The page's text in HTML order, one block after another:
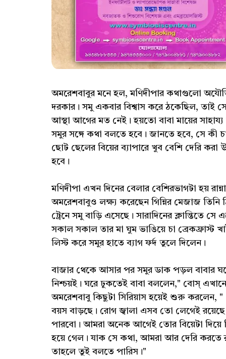
অমরেশবাবুর মনে হল, মণিদীপার কথাগুলো
দরকার। সমু একবার বিশ্বাস করে ঠকেছিল, তাই
আস্থা আগের মত নেই। হয়তো বাবা মায়ের
সমুর সঙ্গে কথা বলতে হবে। জানতে হবে, সে কী
ছোট ছেলের বিয়ের ব্যাপারে খুব বেশি দেরি
হবে।
মণিদীপা এখন দিনের বেলার বেশিরভাগটা হয়
অমরেশবাবুও লক্ষ্য করেছেন গিন্নির মেজাজ
ট্রেনে সমু বাড়ি এসেছে। সারাদিনের
সকাল সকাল তার মা ঘুম ভাঙিয়ে চা
লিস্ট করে সমুর হাতে ব্যাগ ফর্দ তুলে দিলেন।
বাজার থেকে আসার পর সমুর ডাক পড়ল বাবার
নিশ্চয়ই। ঘরে ঢুকতেই বাবা বললেন," বোস্
অমরেশবাবু কিছুটা সিরিয়াস হয়েই শুরু করলেন,
বয়স বাড়ছে। রোগ জ্বালা এসব তো লেগেই
পারবো। আমরা অনেক আগেই তোর বিয়েটা দিয়ে
হয়ে গেল। যাক সে কথা, আমরা আর দেরি করতে
তাহলে তুই বলতে পারিস।"